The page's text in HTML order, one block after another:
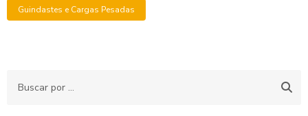
Guindastes e Cargas Pesadas